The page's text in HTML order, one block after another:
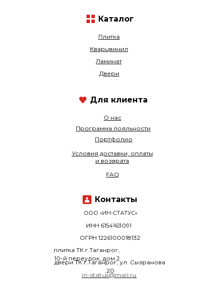
Плитка
Кварцвинил
О нас
Ламинат
Программа лояльности
Двери
Портфолио
ООО «ИН-СТАТУС»
плитка ТК г.Таганрог,
10-й переулок, дом 2
двери ТК г.Таганрог, ул. Сызранова
,20
ОГРН 1226100018132
ИНН 6154163091
Условия доставки, оплаты
и возврата
FAQ
Каталог
in-status@mail.ru
Контакты
Для клиента